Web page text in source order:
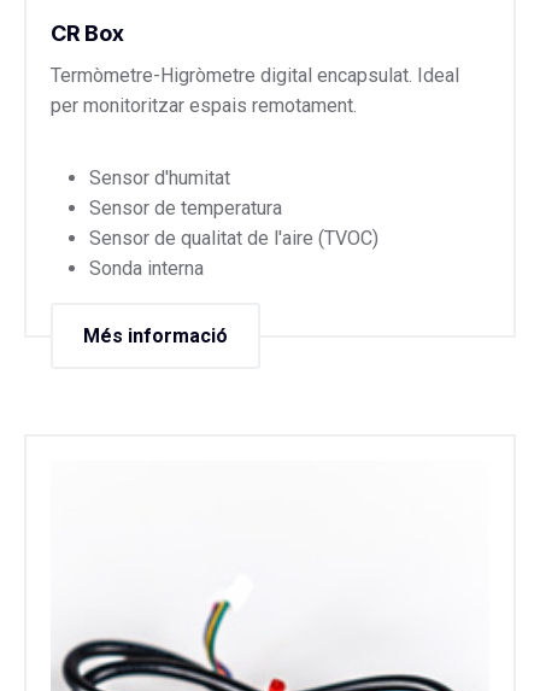
CR Box
Termòmetre-Higròmetre digital encapsulat. Ideal
per monitoritzar espais remotament.
Sensor d'humitat
Sensor de temperatura
Sensor de qualitat de l'aire (TVOC)
Sonda interna
Més informació